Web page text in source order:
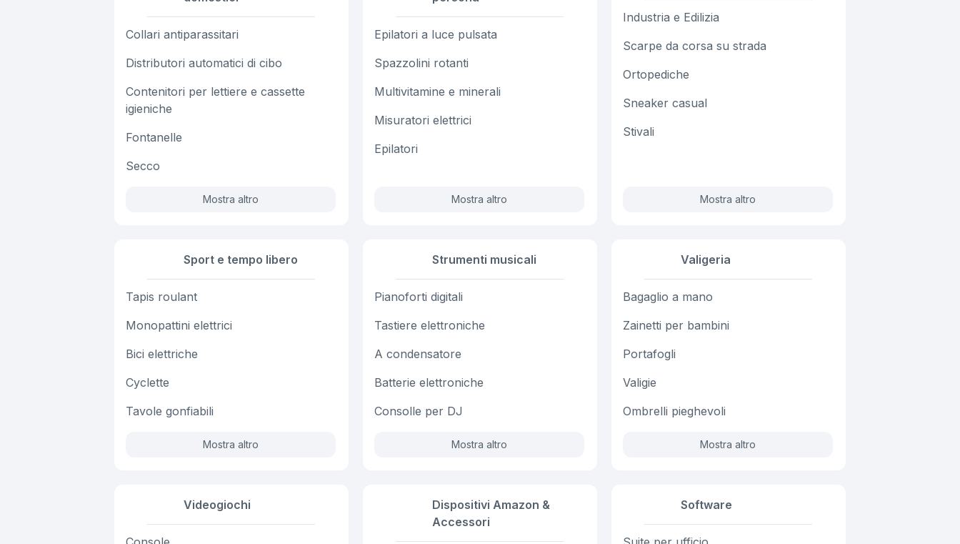
Collari antiparassitari
Distributori automatici di cibo
Contenitori per lettiere e cassette
igieniche
Fontanelle
Secco
Mostra altro
Epilatori a luce pulsata
Spazzolini rotanti
Multivitamine e minerali
Misuratori elettrici
Epilatori
Mostra altro
Industria e Edilizia
Scarpe da corsa su strada
Ortopediche
Sneaker casual
Stivali
Mostra altro
Sport e tempo libero
Tapis roulant
Monopattini elettrici
Bici elettriche
Cyclette
Tavole gonfiabili
Mostra altro
Strumenti musicali
Pianoforti digitali
Tastiere elettroniche
A condensatore
Batterie elettroniche
Consolle per DJ
Mostra altro
Valigeria
Bagaglio a mano
Zainetti per bambini
Portafogli
Valigie
Ombrelli pieghevoli
Mostra altro
Videogiochi
Dispositivi Amazon &
Accessori
Software